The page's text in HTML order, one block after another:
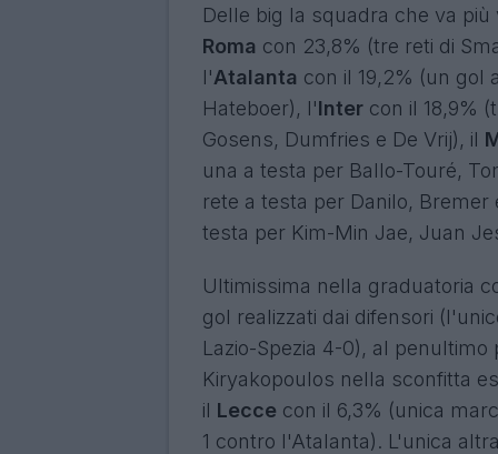
Delle big la squadra che va
Roma con 23,8% (tre reti di
l'Atalanta con il 19,2% (un gol
Hateboer), l'Inter con il 18,9%
Gosens, Dumfries e De Vrij), il
una a testa per Ballo-Touré,
rete a testa per Danilo, Bremer
testa per Kim-Min Jae, Juan
Ultimissima nella graduatoria
gol realizzati dai difensori
Lazio-Spezia 4-0), al penultimo
Kiryakopoulos nella sconfitta
il Lecce con il 6,3% (unica
1 contro l'Atalanta). L'unica